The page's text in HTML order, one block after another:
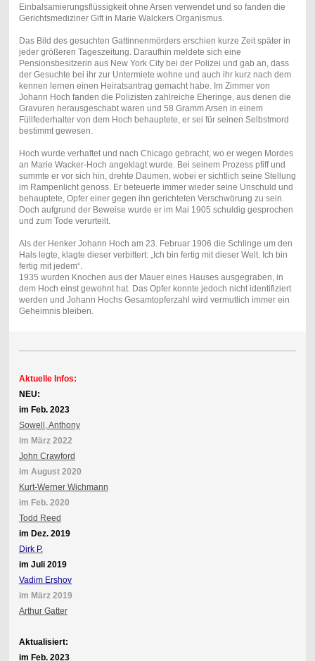
Einbalsamierungsflüssigkeit ohne Arsen verwendet und so fanden die
Gerichtsmediziner Gift in Marie Walckers Organismus.
Das Bild des gesuchten Gattinnenmörders erschien kurze Zeit später in
jeder größeren Tageszeitung. Daraufhin meldete sich eine
Pensionsbesitzerin aus New York City bei der Polizei und gab an, dass
der Gesuchte bei ihr zur Untermiete wohne und auch ihr kurz nach dem
kennen lernen einen Heiratsantrag gemacht habe. Im Zimmer von
Johann Hoch fanden die Polizisten zahlreiche Eheringe, aus denen die
Gravuren herausgeschabt waren und 58 Gramm Arsen in einem
Füllfederhalter von dem Hoch behauptete, er sei für seinen Selbstmord
bestimmt gewesen.
Hoch wurde verhaftet und nach Chicago gebracht, wo er wegen Mordes
an Marie Wacker-Hoch angeklagt wurde. Bei seinem Prozess pfiff und
summte er vor sich hin, drehte Daumen, wobei er sichtlich seine Stellung
im Rampenlicht genoss. Er beteuerte immer wieder seine Unschuld und
behauptete, Opfer einer gegen ihn gerichteten Verschwörung zu sein.
Doch aufgrund der Beweise wurde er im Mai 1905 schuldig gesprochen
und zum Tode verurteilt.
Als der Henker Johann Hoch am 23. Februar 1906 die Schlinge um den
Hals legte, klagte dieser verbittert: „Ich bin fertig mit dieser Welt. Ich bin
fertig mit jedem“.
1935 wurden Knochen aus der Mauer eines Hauses ausgegraben, in
dem Hoch einst gewohnt hat. Das Opfer konnte jedoch nicht identifiziert
werden und Johann Hochs Gesamtopferzahl wird vermutlich immer ein
Geheimnis bleiben.
Aktuelle Infos:
NEU:
im Feb. 2023
Sowell, Anthony
im März 2022
John Crawford
im August 2020
Kurt-Werner Wichmann
im Feb. 2020
Todd Reed
im Dez. 2019
Dirk P.
im Juli 2019
Vadim Ershov
im März 2019
Arthur Gatter
Aktualisiert:
im Feb. 2023